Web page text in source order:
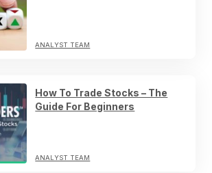
ANALYST TEAM
How To Trade Stocks – The
Guide For Beginners
ANALYST TEAM